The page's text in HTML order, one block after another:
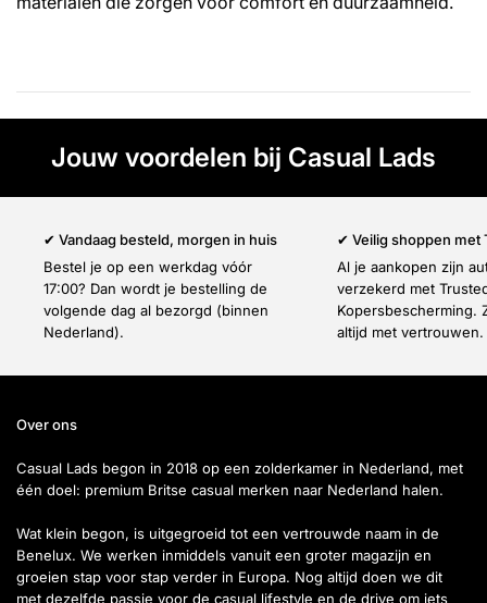
Weekend Offenderpakt het stoerder aan. Dit merk
brengt bodywarmers met een urban edge, vaak
gewatteerd, voorzien van opvallende details en
ontworpen voor een moderne, straatgerichte look. De
pasvormen zijn eigentijds en de materialen robuust,
waardoor ze uitstekend passen bij een casual,
dagelijkse outfit.
functioneel is, maar ook een sterk mode-item dat elke
Hoe combineer je een bodywarmer heren stijlvol?
De bodywarmer is verrassend veelzijdig. Combineer
een Lyle & Scott bodywarmer met een trui, overhemd of
hoodie voor een nette, sportieve uitstraling. Draag een
Jouw voordelen bij Casual Lads
✔ Vandaag besteld, morgen in huis
Bestel je op een werkdag vóór
17:00? Dan wordt je bestelling de
volgende dag al bezorgd (binnen
Nederland).
✔ Veilig shoppen met
Al je aankopen zijn
verzekerd met
Kopersbescherming.
altijd met vertrouwen.
Over ons
Casual Lads begon in 2018 op een zolderkamer in Nederland, met
één doel: premium Britse casual merken naar Nederland halen.
Wat klein begon, is uitgegroeid tot een vertrouwde naam in de
Benelux. We werken inmiddels vanuit een groter magazijn en
groeien stap voor stap verder in Europa. Nog altijd doen we dit
met dezelfde passie voor de casual lifestyle en de drive om iets